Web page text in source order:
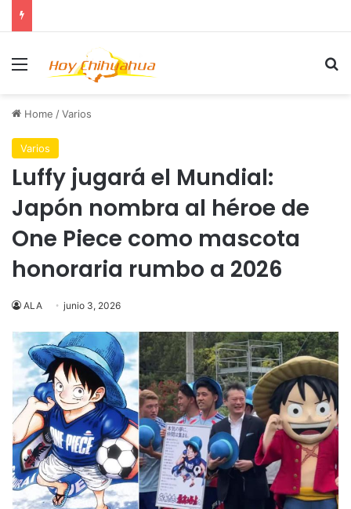
Menu
Home /Varios
Varios
Luffy jugará el Mundial:
Japón nombra al héroe de
One Piece como mascota
honoraria rumbo a 2026
ALA junio 3, 2026